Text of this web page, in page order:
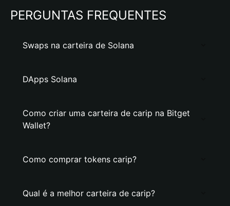
PERGUNTAS FREQUENTES
Swaps na carteira de Solana
DApps Solana
Como criar uma carteira de carip na Bitget
Wallet?
Como comprar tokens carip?
Qual é a melhor carteira de carip?